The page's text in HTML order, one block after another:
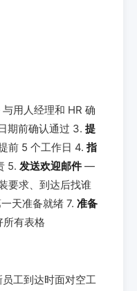
用人经理和 HR 确
期前确认通过 3. 提
前 5 个工作日 4. 指
5. 发送欢迎邮件—
要求、到达后找谁
天准备就绪 7. 准备
有表格
工到达时面对空工